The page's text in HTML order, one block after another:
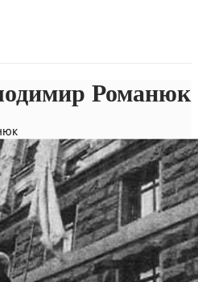
Романюк